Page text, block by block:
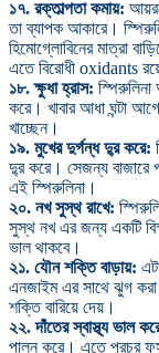
১৭. রক্তাল্পতা কমায়:
তা ব্যাপক আকারে।
হিমোগ্লোবিনের মাত্রা
এতে বিরোধী oxidants
১৮. ক্ষুধা হ্রাস: স্পিরুলিনা
করে। খাবার আধা ঘন্টা
খাচ্ছেন।
১৯. মুখের দুর্গন্ধ দু্র করে:
দু্র করে। সেজন্য বাজারে
এই স্পিরুলিনা।
২০. নখ সুস্থ রাখে:
সুস্থ নখ এর জন্য একটি
ভাল থাকবে।
২১. যৌন শক্তি বাড়ায়:
এনজাইম এর সাথে ঝুগ
শক্তি বারিয়ে দেয়।
২২. দাঁতের স্বাস্থ্য ভাল
পালন করে। এতে প্রচুর